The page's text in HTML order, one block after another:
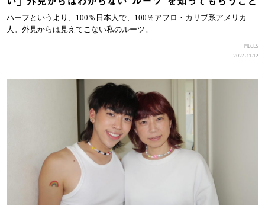
ハーフというより、100％日本人で、100％アフロ・カリブ系アメリカ
人。外見からは見えてこない私のルーツ。
PIECES
2024.11.12